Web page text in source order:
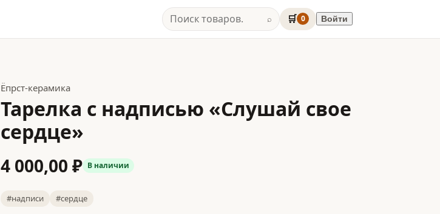
⌕ 🛒 0 Войти
Ёпрст-керамика
Тарелка с надписью «Слушай свое
сердце»
4 000,00 ₽ В наличии
#надписи #сердце